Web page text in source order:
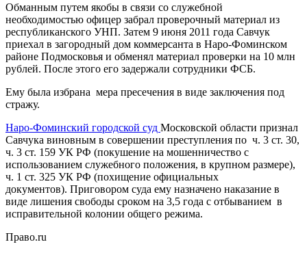
Обманным путем якобы в связи со служебной
необходимостью офицер забрал проверочный материал из
республиканского УНП. Затем 9 июня 2011 года Савчук
приехал в загородный дом коммерсанта в Наро-Фоминском
районе Подмосковья и обменял материал проверки на 10 млн
рублей. После этого его задержали сотрудники ФСБ.
Ему была избрана мера пресечения в виде заключения под
стражу.
Наро-Фоминский городской суд Московской области признал
Савчука виновным в совершении преступления по ч. 3 ст. 30,
ч. 3 ст. 159 УК РФ (покушение на мошенничество с
использованием служебного положения, в крупном размере),
ч. 1 ст. 325 УК РФ (похищение официальных
документов). Приговором суда ему назначено наказание в
виде лишения свободы сроком на 3,5 года с отбыванием в
исправительной колонии общего режима.
Право.ru